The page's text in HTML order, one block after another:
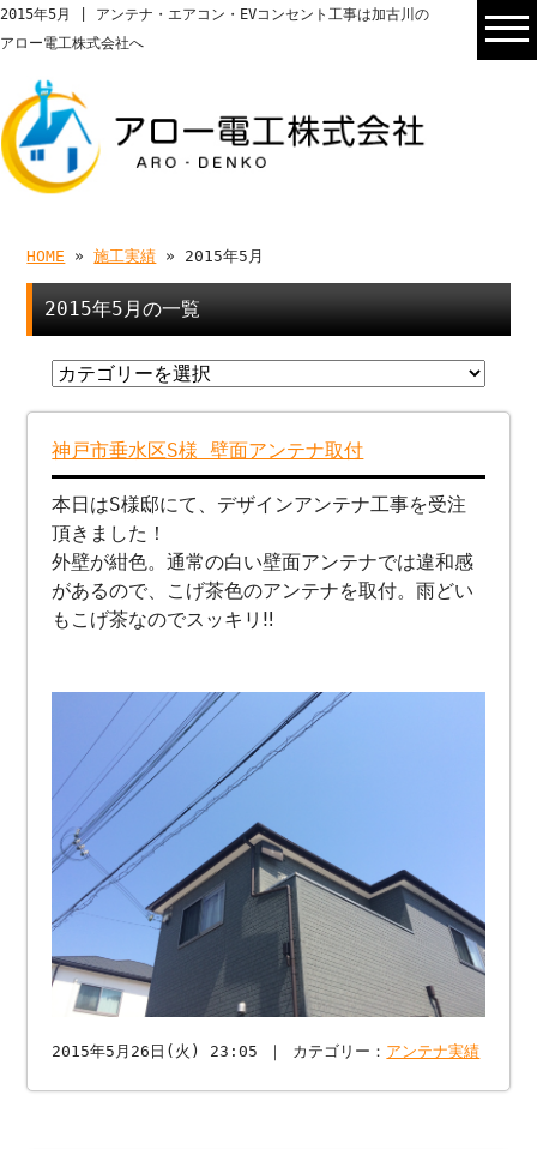
2015年5月 | アンテナ・エアコン・EVコンセント工事は加古川の
アロー電工株式会社へ
HOME »施工実績 » 2015年5月
2015年5月の一覧
神戸市垂水区S様 壁面アンテナ取付
本日はS様邸にて、デザインアンテナ工事を受注
頂きました！
外壁が紺色。通常の白い壁面アンテナでは違和感
があるので、こげ茶色のアンテナを取付。雨どい
もこげ茶なのでスッキリ‼︎
2015年5月26日(火) 23:05 ｜ カテゴリー： アンテナ実績